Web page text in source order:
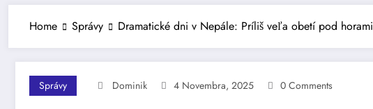
Home Správy Dramatické dni v Nepále: Príliš veľa obetí pod horami
Správy Dominik 4 Novembra, 2025 0 Comments